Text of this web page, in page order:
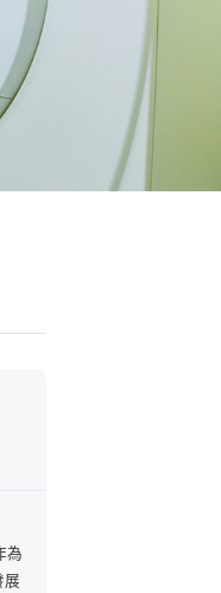
為
展